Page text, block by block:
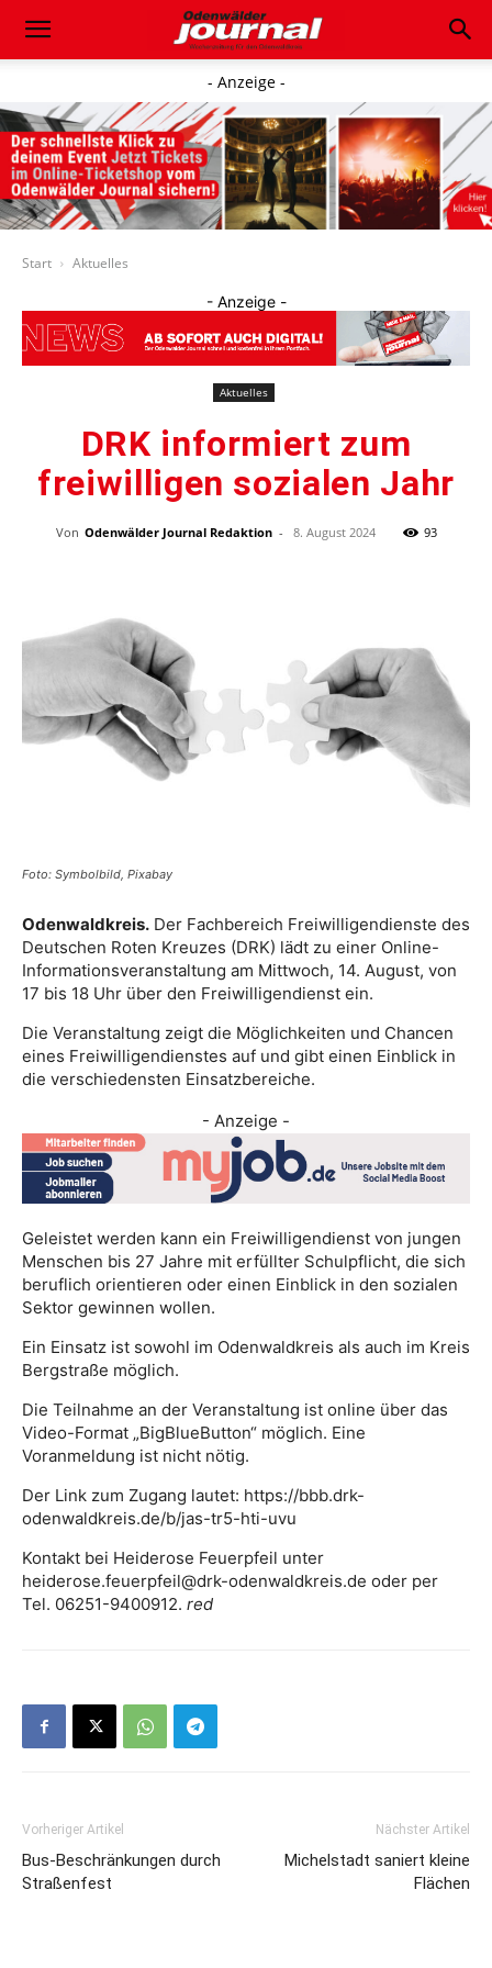
- Anzeige -
Start Aktuelles
- Anzeige -
Aktuelles
DRK informiert zum
freiwilligen sozialen Jahr
Von Odenwälder Journal Redaktion - 8. August 2024 93
Foto: Symbolbild, Pixabay
Odenwaldkreis. Der Fachbereich Freiwilligendienste des
Deutschen Roten Kreuzes (DRK) lädt zu einer Online-
Informationsveranstaltung am Mittwoch, 14. August, von
17 bis 18 Uhr über den Freiwilligendienst ein.
Die Veranstaltung zeigt die Möglichkeiten und Chancen
eines Freiwilligendienstes auf und gibt einen Einblick in
die verschiedensten Einsatzbereiche.
- Anzeige -
Geleistet werden kann ein Freiwilligendienst von jungen
Menschen bis 27 Jahre mit erfüllter Schulpflicht, die sich
beruflich orientieren oder einen Einblick in den sozialen
Sektor gewinnen wollen.
Ein Einsatz ist sowohl im Odenwaldkreis als auch im Kreis
Bergstraße möglich.
Die Teilnahme an der Veranstaltung ist online über das
Video-Format „BigBlueButton“ möglich. Eine
Voranmeldung ist nicht nötig.
Der Link zum Zugang lautet: https://bbb.drk-
odenwaldkreis.de/b/jas-tr5-hti-uvu
Kontakt bei Heiderose Feuerpfeil unter
heiderose.feuerpfeil@drk-odenwaldkreis.de oder per
Tel. 06251-9400912. red
Vorheriger Artikel
Bus-Beschränkungen durch
Straßenfest
Nächster Artikel
Michelstadt saniert kleine
Flächen